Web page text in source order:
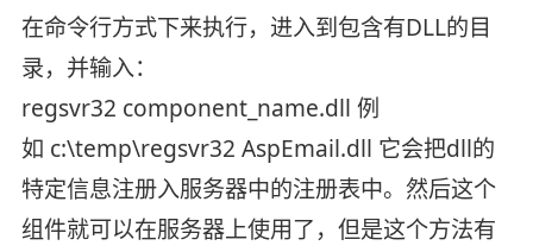
在命令行方式下来执行，进入到包含有DLL的目
录，并输入：
regsvr32 component_name.dll 例
如 c:\temp\regsvr32 AspEmail.dll 它会把dll的
特定信息注册入服务器中的注册表中。然后这个
组件就可以在服务器上使用了，但是这个方法有